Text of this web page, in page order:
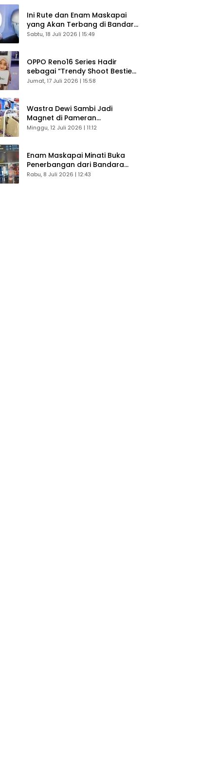
Ini Rute dan Enam Maskapai
yang Akan Terbang di Bandara
Husein Sastranegara
Sabtu, 18 Juli 2026 | 15:49
OPPO Reno16 Series Hadir
sebagai “Trendy Shoot Bestie”,
Bikin Konten Kreator Makin
Jumat, 17 Juli 2026 | 15:58
Wastra Dewi Sambi Jadi
Magnet di Pameran
Dekranasda, Banyak Diminati
Minggu, 12 Juli 2026 | 11:12
Enam Maskapai Minati Buka
Penerbangan dari Bandara
Husein Sastranegara
Rabu, 8 Juli 2026 | 12:43